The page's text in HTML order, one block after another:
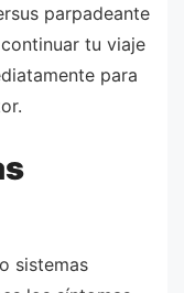
parpadeante
tu viaje
para
sistemas